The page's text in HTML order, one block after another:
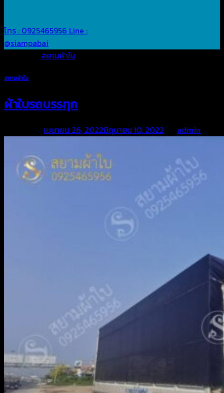
โทร : 0925465956 Line :
@siampabai
สยามผ้าใบ
สยามผ้าใบ
ผ้าใบรถบรรทุก
เมษายน 26, 2022มิถุนายน 10, 2022 admin